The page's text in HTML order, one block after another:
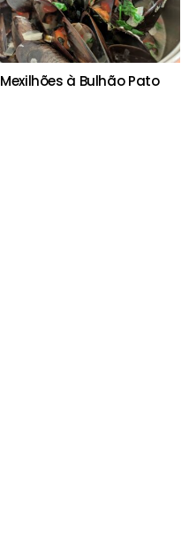
Mexilhões à Bulhão Pato